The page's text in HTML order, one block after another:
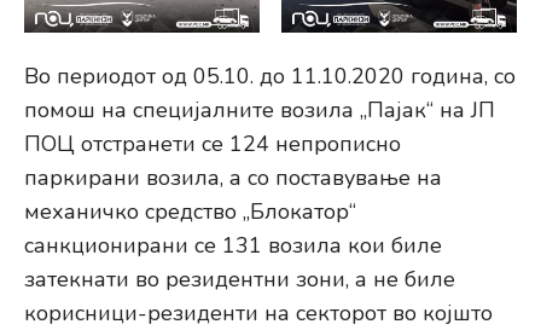
Во периодот од 05.10. до 11.10.2020 година, со
помош на специјалните возила „Пајак“ на ЈП
ПОЦ отстранети се 124 непрописно
паркирани возила, а со поставување на
механичко средство „Блокатор“
санкционирани се 131 возила кои биле
затекнати во резидентни зони, а не биле
корисници-резиденти на секторот во којшто